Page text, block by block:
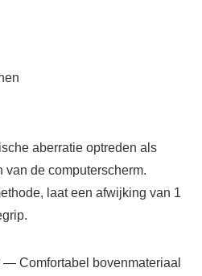
aberratie optreden als
de computerscherm.
laat een afwijking van 1
Comfortabel bovenmateriaal